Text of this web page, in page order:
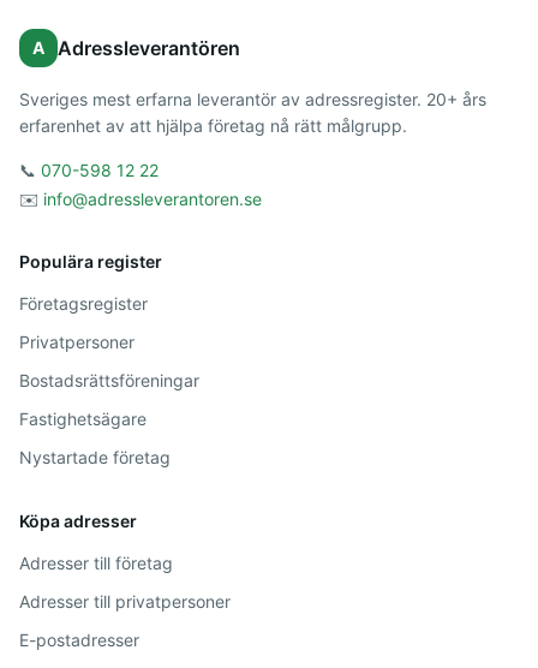
A Adressleverantören
Sveriges mest erfarna leverantör av adressregister. 20+ års
erfarenhet av att hjälpa företag nå rätt målgrupp.
📞 070-598 12 22
✉️ info@adressleverantoren.se
Populära register
Företagsregister
Privatpersoner
Bostadsrättsföreningar
Fastighetsägare
Nystartade företag
Köpa adresser
Adresser till företag
Adresser till privatpersoner
E-postadresser